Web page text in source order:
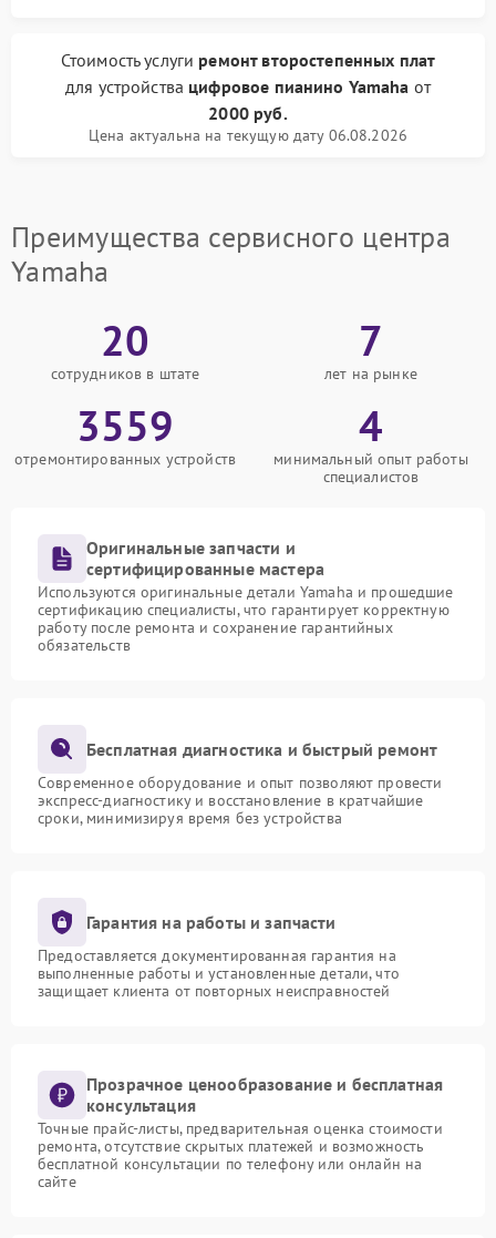
Стоимость услуги ремонт второстепенных плат
для устройства цифровое пианино Yamaha от
2000 руб.
Цена актуальна на текущую дату 06.08.2026
Преимущества сервисного центра
Yamaha
20
сотрудников в штате
7
лет на рынке
3559
отремонтированных устройств
4
минимальный опыт работы
специалистов
Оригинальные запчасти и
сертифицированные мастера
Используются оригинальные детали Yamaha и прошедшие
сертификацию специалисты, что гарантирует корректную
работу после ремонта и сохранение гарантийных
обязательств
Бесплатная диагностика и быстрый ремонт
Современное оборудование и опыт позволяют провести
экспресс-диагностику и восстановление в кратчайшие
сроки, минимизируя время без устройства
Гарантия на работы и запчасти
Предоставляется документированная гарантия на
выполненные работы и установленные детали, что
защищает клиента от повторных неисправностей
Прозрачное ценообразование и бесплатная
консультация
Точные прайс-листы, предварительная оценка стоимости
ремонта, отсутствие скрытых платежей и возможность
бесплатной консультации по телефону или онлайн на
сайте